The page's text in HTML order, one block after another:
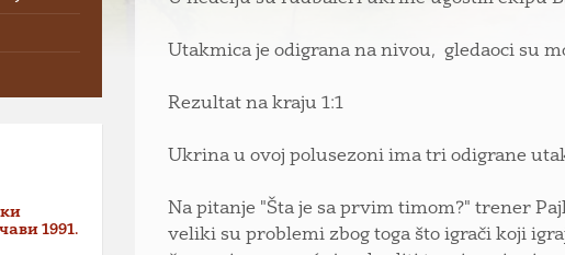
Utakmica je odigrana na nivou, gledaoci su
Rezultat na kraju 1:1
Ukrina u ovoj polusezoni ima tri odigrane
Na pitanje "Šta je sa prvim timom?" trener
veliki su problemi zbog toga što igrači koji
1991.